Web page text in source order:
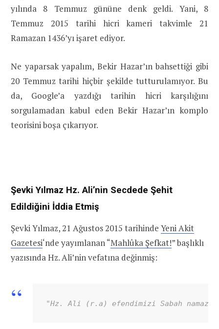
yılında 8 Temmuz gününe denk geldi. Yani, 8
Temmuz 2015 tarihi hicri kameri takvimle 21
Ramazan 1436’yı işaret ediyor.
Ne yaparsak yapalım, Bekir Hazar’ın bahsettiği gibi
20 Temmuz tarihi hiçbir şekilde tutturulamıyor. Bu
da, Google’a yazdığı tarihin hicri karşılığını
sorgulamadan kabul eden Bekir Hazar’ın komplo
teorisini boşa çıkarıyor.
Şevki Yılmaz Hz. Ali’nin Secdede Şehit
Edildiğini İddia Etmiş
Şevki Yılmaz, 21 Ağustos 2015 tarihinde Yeni Akit
Gazetesi‘nde yayımlanan “Mahlûka Şefkat!” başlıklı
yazısında Hz. Ali’nin vefatına değinmiş:
"Hz. Ali (r.a) efendimizi Sabah namazı